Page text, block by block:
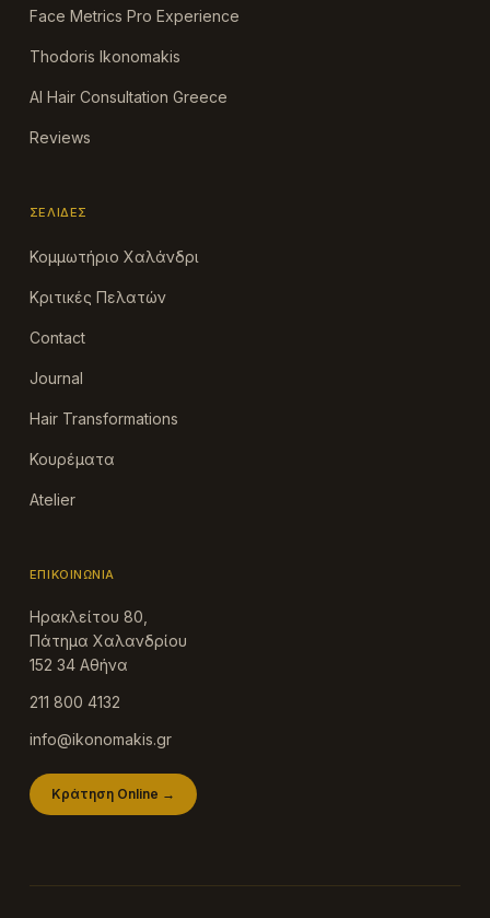
Face Metrics Pro Experience
Thodoris Ikonomakis
AI Hair Consultation Greece
Reviews
ΣΕΛΊΔΕΣ
Κομμωτήριο Χαλάνδρι
Κριτικές Πελατών
Contact
Journal
Hair Transformations
Κουρέματα
Atelier
ΕΠΙΚΟΙΝΩΝΊΑ
Ηρακλείτου 80,
Πάτημα Χαλανδρίου
152 34 Αθήνα
211 800 4132
info@ikonomakis.gr
Κράτηση Online →